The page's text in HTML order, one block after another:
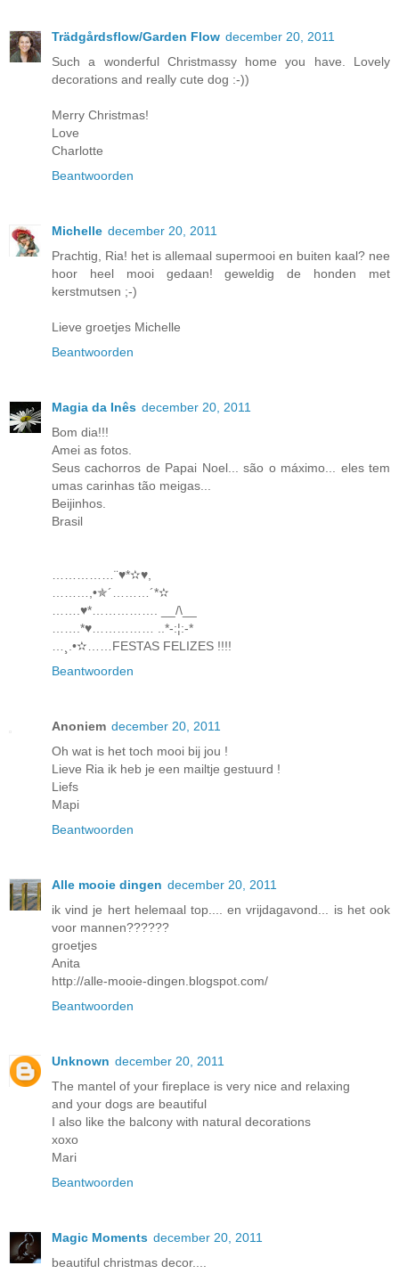
Trädgårdsflow/Garden Flow december 20, 2011
Such a wonderful Christmassy home you have. Lovely
decorations and really cute dog :-))
Merry Christmas!
Love
Charlotte
Beantwoorden
Michelle december 20, 2011
Prachtig, Ria! het is allemaal supermooi en buiten kaal? nee
hoor heel mooi gedaan! geweldig de honden met
kerstmutsen ;-)
Lieve groetjes Michelle
Beantwoorden
Magia da Inês december 20, 2011
Bom dia!!!
Amei as fotos.
Seus cachorros de Papai Noel... são o máximo... eles tem
umas carinhas tão meigas...
Beijinhos.
Brasil
……………¨♥*✫♥,
………,•✯´………´*✫
…….♥*……………. __/\__
…….*♥…………… ..*-:¦:-*
…¸.•✫……FESTAS FELIZES !!!!
Beantwoorden
Anoniem december 20, 2011
Oh wat is het toch mooi bij jou !
Lieve Ria ik heb je een mailtje gestuurd !
Liefs
Mapi
Beantwoorden
Alle mooie dingen december 20, 2011
ik vind je hert helemaal top.... en vrijdagavond... is het ook
voor mannen??????
groetjes
Anita
http://alle-mooie-dingen.blogspot.com/
Beantwoorden
Unknown december 20, 2011
The mantel of your fireplace is very nice and relaxing
and your dogs are beautiful
I also like the balcony with natural decorations
xoxo
Mari
Beantwoorden
Magic Moments december 20, 2011
beautiful christmas decor....